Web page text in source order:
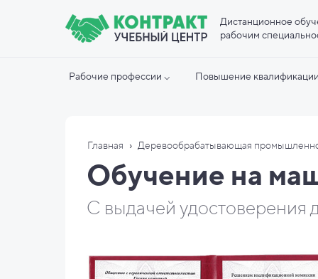
Дистанционное
рабочим
Рабочие профессии ⌵ Повышение
Главная › Деревообрабатывающая
Обучение на
С выдачей удостоверения